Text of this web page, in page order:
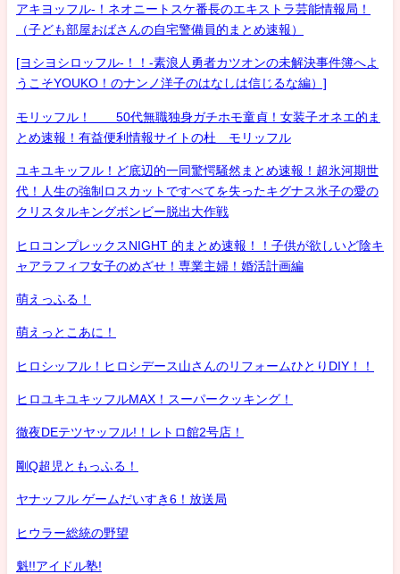
アキヨッフル-！ネオニートスケ番長のエキストラ芸能情報局！
（子ども部屋おばさんの自宅警備員的まとめ速報）
[ヨシヨシロッフル-！！-素浪人勇者カツオンの未解決事件簿へよ
うこそYOUKO！のナンノ洋子のはなしは信じるな編）]
モリッフル！ 50代無職独身ガチホモ童貞！女装子オネエ的ま
とめ速報！有益便利情報サイトの杜 モリッフル
ユキユキッフル！ど底辺的一同驚愕騒然まとめ速報！超氷河期世
代！人生の強制ロスカットですべてを失ったキグナス氷子の愛の
クリスタルキングボンビー脱出大作戦
ヒロコンプレックスNIGHT 的まとめ速報！！子供が欲しいど陰キ
ャアラフィフ女子のめざせ！専業主婦！婚活計画編
萌えっふる！
萌えっとこあに！
ヒロシッフル！ヒロシデース山さんのリフォームひとりDIY！！
ヒロユキユキッフルMAX！スーパークッキング！
徹夜DEテツヤッフル!！レトロ館2号店！
剛Q超児ともっふる！
ヤナッフル ゲームだいすき6！放送局
ヒウラー総統の野望
魁!!アイドル塾!